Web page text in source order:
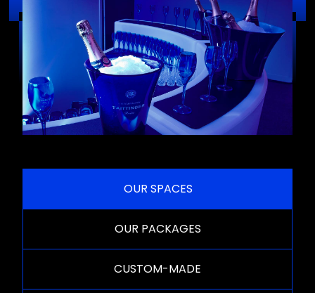
OUR SPACES
OUR PACKAGES
CUSTOM-MADE